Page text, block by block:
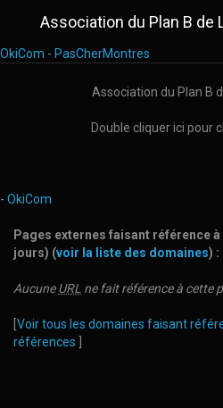
Association du Plan B de
OkiCom - PasCherMontres
Association du Plan B
Double cliquer ici pour
- OkiCom
Pages externes faisant référence à
jours) (voir la liste des domaines) :
AucuneURL ne fait référence à cette
Voir tous les domaines faisant
références